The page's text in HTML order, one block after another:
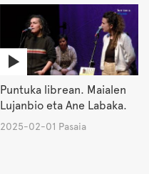
Puntuka librean. Maialen
Lujanbio eta Ane Labaka.
2025-02-01 Pasaia